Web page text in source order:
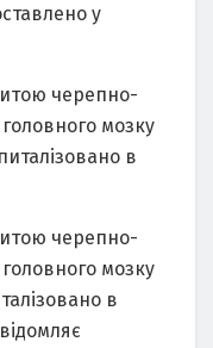
у
черепно-
мозку
в
черепно-
мозку
в